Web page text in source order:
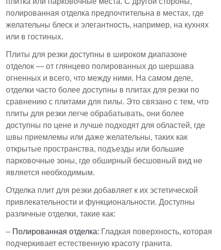
полированная отделка предпочтительна в местах, где
желательны блеск и элегантность, например, на кухнях
или в гостиных.
Плиты для резки доступны в широком диапазоне
отделок — от глянцево полированных до шершава
огненных и всего, что между ними. На самом деле,
отделки часто более доступны в плитах для резки по
сравнению с плитами для пилы. Это связано с тем, что
плиты для резки легче обрабатывать, они более
доступны по цене и лучше подходят для областей, где
швы приемлемы или даже желательны, таких как
открытые пространства, подъезды или большие
парковочные зоны, где обширный бесшовный вид не
является необходимым.
Отделка плит для резки добавляет к их эстетической
привлекательности и функциональности. Доступны
различные отделки, такие как:
– Полированная отделка: Гладкая поверхность, которая
подчеркивает естественную красоту гранита.